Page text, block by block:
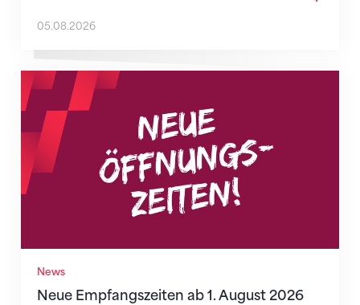
05.08.2026
News
Neue Empfangszeiten ab 1. August 2026
Neue Empfangszeiten ab 1. August 2026